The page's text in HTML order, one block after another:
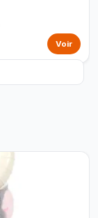
Voir